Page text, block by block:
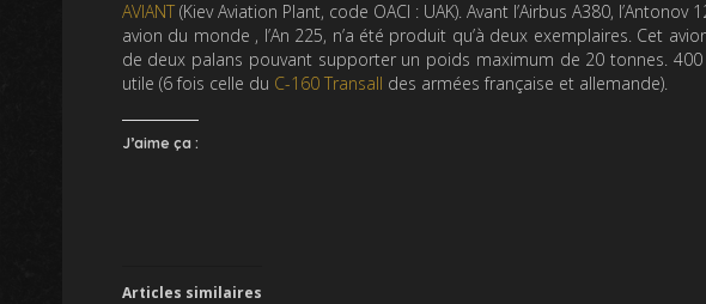
AVIANT(Kiev Aviation Plant, code OACI : UAK). Avant l’Airbus A380,
avion du monde , l’An 225, n’a été produit qu’à deux exemplaires. Cet
de deux palans pouvant supporter un poids maximum de 20 tonnes.
utile (6 fois celle du C-160 Transall des armées française et allemande).
J’aime ça :
Articles similaires